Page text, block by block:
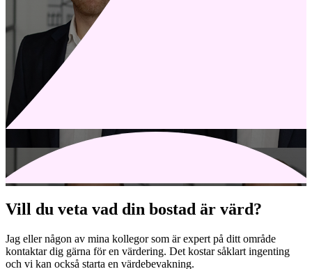
Vill du veta vad din bostad är värd?
Jag eller någon av mina kollegor som är expert på ditt område
kontaktar dig gärna för en värdering. Det kostar såklart ingenting
och vi kan också starta en värdebevakning.